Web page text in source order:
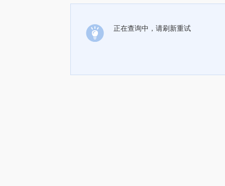
正在查询中，请刷新重试